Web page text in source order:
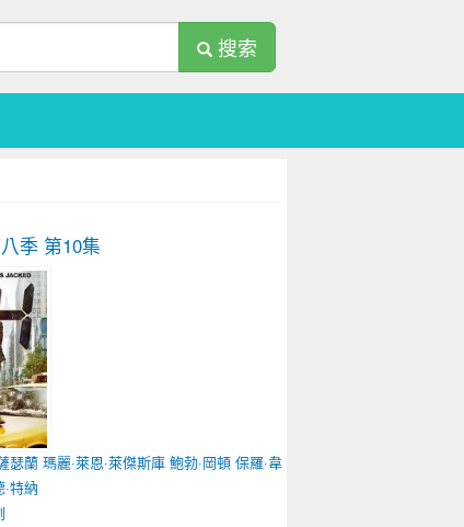
搜索
季 第10集
瑟蘭 瑪麗·萊恩·萊傑斯庫 鮑勃·岡頓 保羅·韋斯利
特納